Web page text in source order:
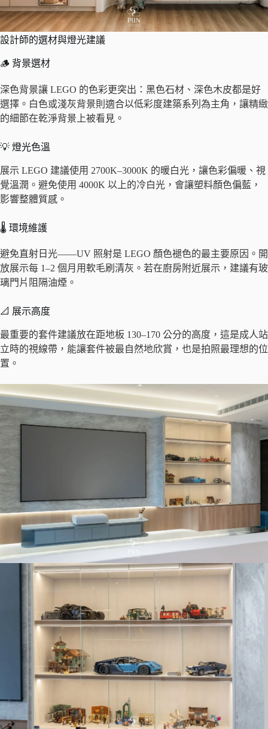
設計師的選材與燈光建議
🪵 背景選材
深色背景讓 LEGO 的色彩更突出：黑色石材、深色木皮都是好
選擇。白色或淺灰背景則適合以低彩度建築系列為主角，讓精緻
的細節在乾淨背景上被看見。
💡 燈光色溫
展示 LEGO 建議使用 2700K–3000K 的暖白光，讓色彩偏暖、視
覺溫潤。避免使用 4000K 以上的冷白光，會讓塑料顏色偏藍，
影響整體質感。
🌡️ 環境維護
避免直射日光——UV 照射是 LEGO 顏色褪色的最主要原因。開
放展示每 1–2 個月用軟毛刷清灰。若在廚房附近展示，建議有玻
璃門片阻隔油煙。
📐 展示高度
最重要的套件建議放在距地板 130–170 公分的高度，這是成人站
立時的視線帶，能讓套件被最自然地欣賞，也是拍照最理想的位
置。